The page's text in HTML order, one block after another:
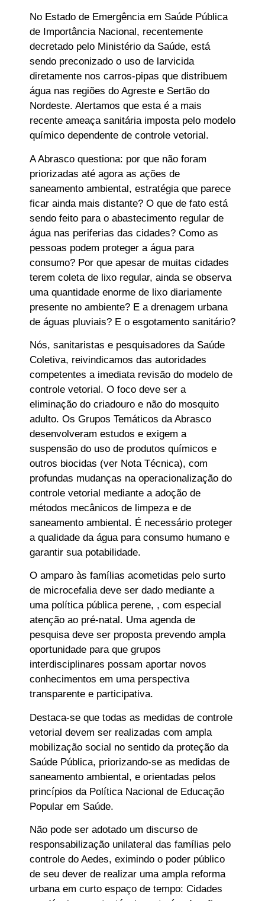
No Estado de Emergência em Saúde Pública
de Importância Nacional, recentemente
decretado pelo Ministério da Saúde, está
sendo preconizado o uso de larvicida
diretamente nos carros-pipas que distribuem
água nas regiões do Agreste e Sertão do
Nordeste. Alertamos que esta é a mais
recente ameaça sanitária imposta pelo modelo
químico dependente de controle vetorial.
A Abrasco questiona: por que não foram
priorizadas até agora as ações de
saneamento ambiental, estratégia que parece
ficar ainda mais distante? O que de fato está
sendo feito para o abastecimento regular de
água nas periferias das cidades? Como as
pessoas podem proteger a água para
consumo? Por que apesar de muitas cidades
terem coleta de lixo regular, ainda se observa
uma quantidade enorme de lixo diariamente
presente no ambiente? E a drenagem urbana
de águas pluviais? E o esgotamento sanitário?
Nós, sanitaristas e pesquisadores da Saúde
Coletiva, reivindicamos das autoridades
competentes a imediata revisão do modelo de
controle vetorial. O foco deve ser a
eliminação do criadouro e não do mosquito
adulto. Os Grupos Temáticos da Abrasco
desenvolveram estudos e exigem a
suspensão do uso de produtos químicos e
outros biocidas (ver Nota Técnica), com
profundas mudanças na operacionalização do
controle vetorial mediante a adoção de
métodos mecânicos de limpeza e de
saneamento ambiental. É necessário proteger
a qualidade da água para consumo humano e
garantir sua potabilidade.
O amparo às famílias acometidas pelo surto
de microcefalia deve ser dado mediante a
uma política pública perene, , com especial
atenção ao pré-natal. Uma agenda de
pesquisa deve ser proposta prevendo ampla
oportunidade para que grupos
interdisciplinares possam aportar novos
conhecimentos em uma perspectiva
transparente e participativa.
Destaca-se que todas as medidas de controle
vetorial devem ser realizadas com ampla
mobilização social no sentido da proteção da
Saúde Pública, priorizando-se as medidas de
saneamento ambiental, e orientadas pelos
princípios da Política Nacional de Educação
Popular em Saúde.
Não pode ser adotado um discurso de
responsabilização unilateral das famílias pelo
controle do Aedes, eximindo o poder público
de seu dever de realizar uma ampla reforma
urbana em curto espaço de tempo: Cidades